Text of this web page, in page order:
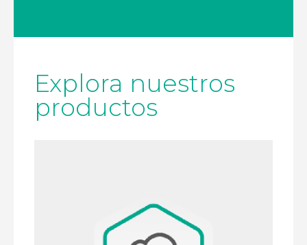
Explora nuestros
productos